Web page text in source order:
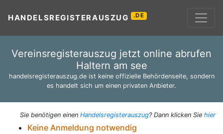
HANDELSREGISTERAUSZUG .DE
Vereinsregisterauszug jetzt online abrufen
Haltern am see
handelsregisterauszug.de ist keine offizielle Behördenseite, sondern
es handelt sich um einen privaten Anbieter.
Sie benötigen einen Handelsregisterauszug? Dann klicken Sie hier
Keine Anmeldung notwendig